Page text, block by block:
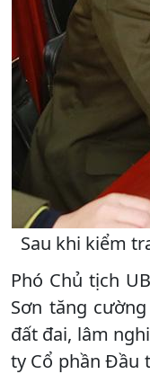
Sau khi kiểm
Phó Chủ tịch
Sơn tăng
đất đai, lâm
ty Cổ phần Đầu